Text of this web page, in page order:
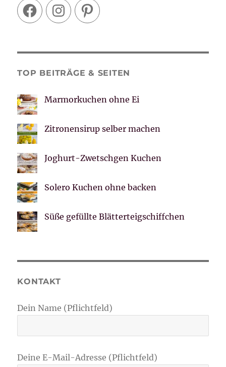
FacebookInstagramPinterest
TOP BEITRÄGE & SEITEN
Marmorkuchen ohne Ei
Zitronensirup selber machen
Joghurt-Zwetschgen Kuchen
Solero Kuchen ohne backen
Süße gefüllte Blätterteigschiffchen
KONTAKT
Dein Name (Pflichtfeld)
Deine E-Mail-Adresse (Pflichtfeld)